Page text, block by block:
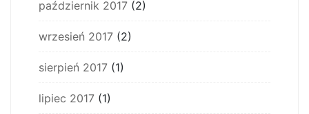
październik 2017 (2)
wrzesień 2017 (2)
sierpień 2017 (1)
lipiec 2017 (1)